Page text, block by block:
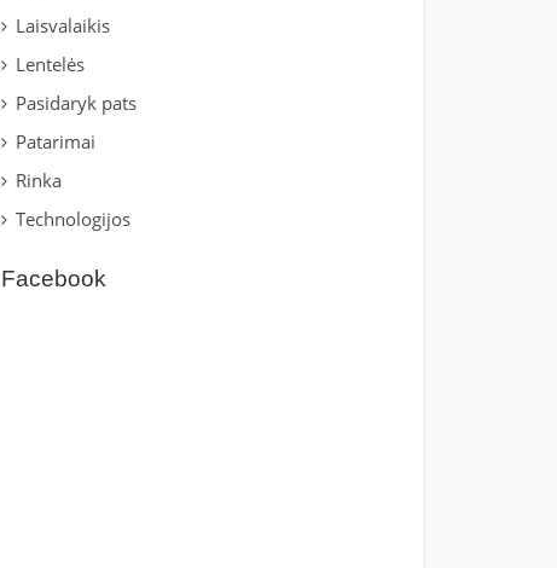
Laisvalaikis
Lentelės
Pasidaryk pats
Patarimai
Rinka
Technologijos
Facebook